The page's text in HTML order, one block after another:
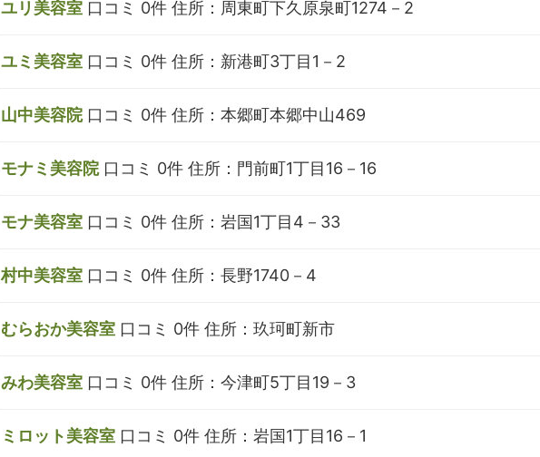
ユリ美容室 口コミ 0件 住所：周東町下久原泉町1274－2
ユミ美容室 口コミ 0件 住所：新港町3丁目1－2
山中美容院 口コミ 0件 住所：本郷町本郷中山469
モナミ美容院 口コミ 0件 住所：門前町1丁目16－16
モナ美容室 口コミ 0件 住所：岩国1丁目4－33
村中美容室 口コミ 0件 住所：長野1740－4
むらおか美容室 口コミ 0件 住所：玖珂町新市
みわ美容室 口コミ 0件 住所：今津町5丁目19－3
ミロット美容室 口コミ 0件 住所：岩国1丁目16－1